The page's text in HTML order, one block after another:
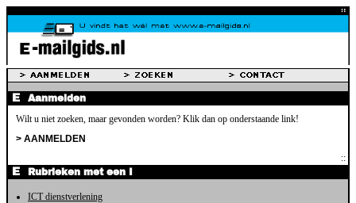
Aanmelden
Wilt u niet zoeken, maar gevonden worden? Klik dan op onderstaande link!
> AANMELDEN
Rubrieken met een I
ICT dienstverlening